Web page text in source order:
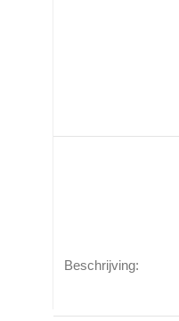
Beschrijving: